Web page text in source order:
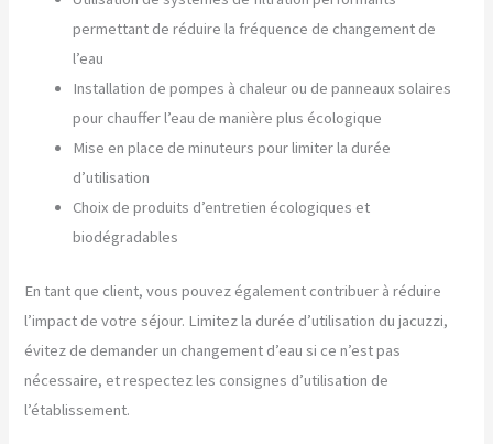
permettant de réduire la fréquence de changement de
l’eau
Installation de pompes à chaleur ou de panneaux solaires
pour chauffer l’eau de manière plus écologique
Mise en place de minuteurs pour limiter la durée
d’utilisation
Choix de produits d’entretien écologiques et
biodégradables
En tant que client, vous pouvez également contribuer à réduire
l’impact de votre séjour. Limitez la durée d’utilisation du jacuzzi,
évitez de demander un changement d’eau si ce n’est pas
nécessaire, et respectez les consignes d’utilisation de
l’établissement.